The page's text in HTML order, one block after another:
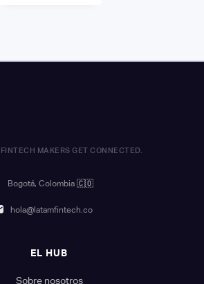
MAKERS GET CONNECTED.
Bogotá, Colombia 🇨🇴
hola@latamfintech.co
EL HUB
Sobre nosotros